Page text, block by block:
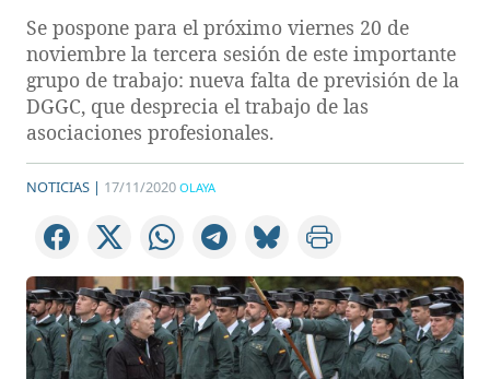
Se pospone para el próximo viernes 20 de
noviembre la tercera sesión de este importante
grupo de trabajo: nueva falta de previsión de la
DGGC, que desprecia el trabajo de las
asociaciones profesionales.
NOTICIAS | 17/11/2020 OLAYA